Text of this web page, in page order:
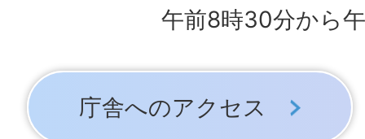
午前8時30分から
庁舎へのアクセス